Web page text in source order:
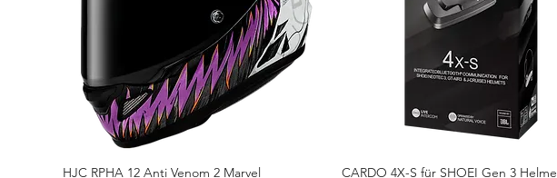
HJC RPHA 12 Anti Venom 2 Marvel CARDO 4X-S für SHOEI Gen 3 Helme